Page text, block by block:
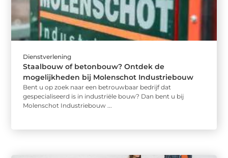
Dienstverlening
Staalbouw of betonbouw? Ontdek de
mogelijkheden bij Molenschot Industriebouw
Bent u op zoek naar een betrouwbaar bedrijf dat
gespecialiseerd is in industriële bouw? Dan bent u bij
Molenschot Industriebouw ...